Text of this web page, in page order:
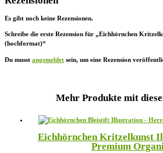
Es gibt noch keine Rezensionen.
Schreibe die erste Rezension für „Eichhörnchen
(hochformat)“
Du musst angemeldet sein, um eine Rezension
Mehr Produkte mit
Eichhörnchen Kritzelkunst
Premium